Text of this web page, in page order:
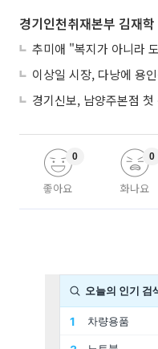
경기인천취재본부 김재
좋아요
0
화나요
0